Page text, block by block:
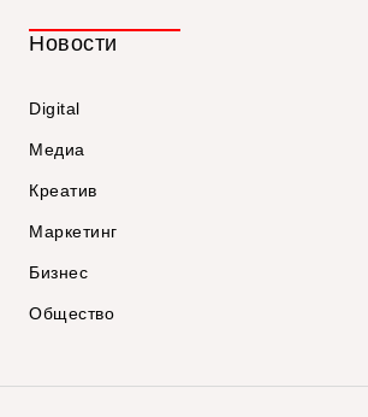
Новости
Digital
Медиа
Креатив
Маркетинг
Бизнес
Общество